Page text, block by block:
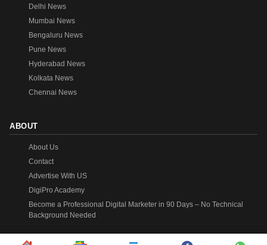
Delhi News
Mumbai News
Bengaluru News
Pune News
Hyderabad News
Kolkata News
Chennai News
ABOUT
About Us
Contact
Advertise With US
DigiPro Academy
Become a Professional Digital Marketer in 90 Days – No Technical
Background Needed